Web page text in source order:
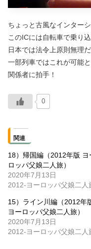
ちょっと古風なインター
このICには自転車で乗り込
日本では法令上原則無理
一部列車ではこれが可能と
関係者に拍手！
0
関連
18）帰国編（2012年版 ヨ
ロッパ父娘二人旅）
2020年7月13日
2012-ヨーロッパ父娘二人
15）ライン川編（2012年
ヨーロッパ父娘二人旅）
2020年7月13日
2012-ヨーロッパ父娘二人